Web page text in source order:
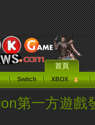
首頁
Switch XBOX
第一方遊戲